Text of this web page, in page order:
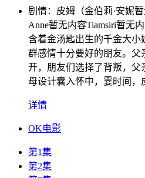
剧情： 皮姆（金伯莉·安妮
Anne暂无内容Tiamsiri暂无
含着金汤匙出生的千金大
群感情十分要好的朋友。父
开，朋友们选择了背叛，
母设计囊入怀中，霎时间，
详情
OK电影
第1集
第2集